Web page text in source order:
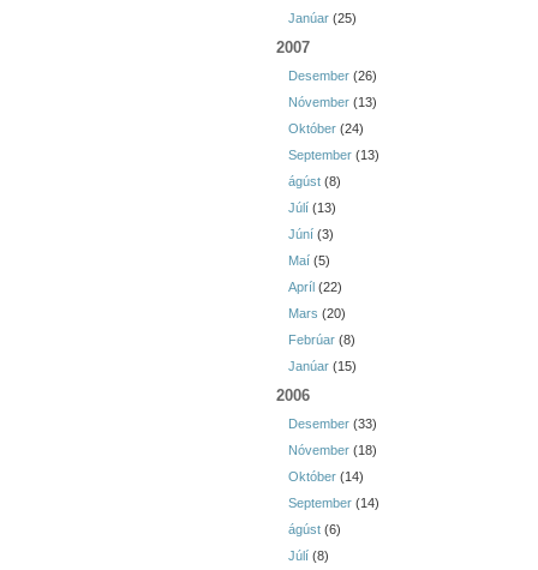
Janúar (25)
2007
Desember (26)
Nóvember (13)
Október (24)
September (13)
ágúst (8)
Júlí (13)
Júní (3)
Maí (5)
Apríl (22)
Mars (20)
Febrúar (8)
Janúar (15)
2006
Desember (33)
Nóvember (18)
Október (14)
September (14)
ágúst (6)
Júlí (8)